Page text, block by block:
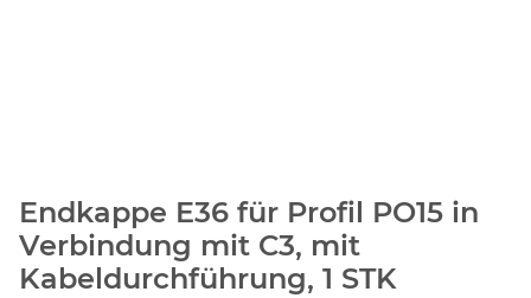
Endkappe E36 für Profil PO15 in
Verbindung mit C3, mit
Kabeldurchführung, 1 STK